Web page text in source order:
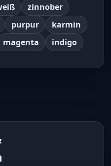
zinnober
purpur
karmin
magenta indigo